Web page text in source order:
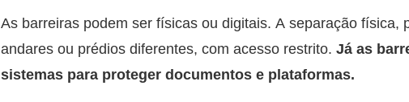
As barreiras podem ser físicas ou digitais. A separação
andares ou prédios diferentes, com acesso restrito. Já as
sistemas para proteger documentos e plataformas.